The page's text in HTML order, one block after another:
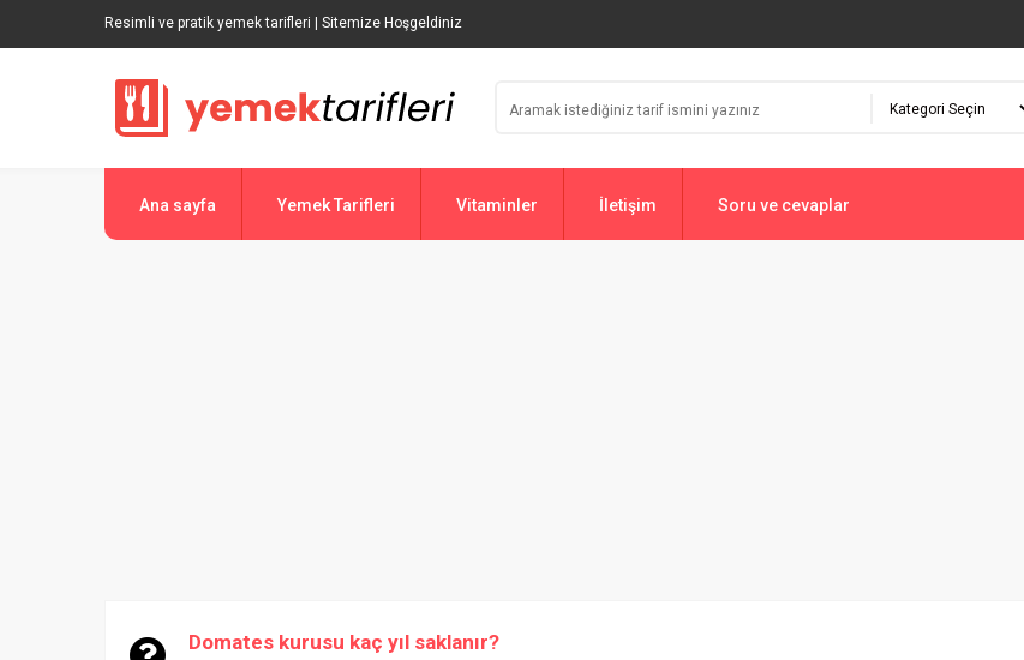
Resimli ve pratik yemek tarifleri | Sitemize Hoşgeldiniz
Ana sayfa Yemek Tarifleri Vitaminler İletişim Soru ve cevaplar
Domates kurusu kaç yıl saklanır?